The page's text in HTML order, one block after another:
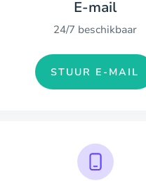
E-mail
24/7 beschikbaar
STUUR E-MAIL